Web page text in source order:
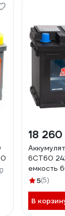
18
6СТ60
емкость
AGM60
5(5)
В